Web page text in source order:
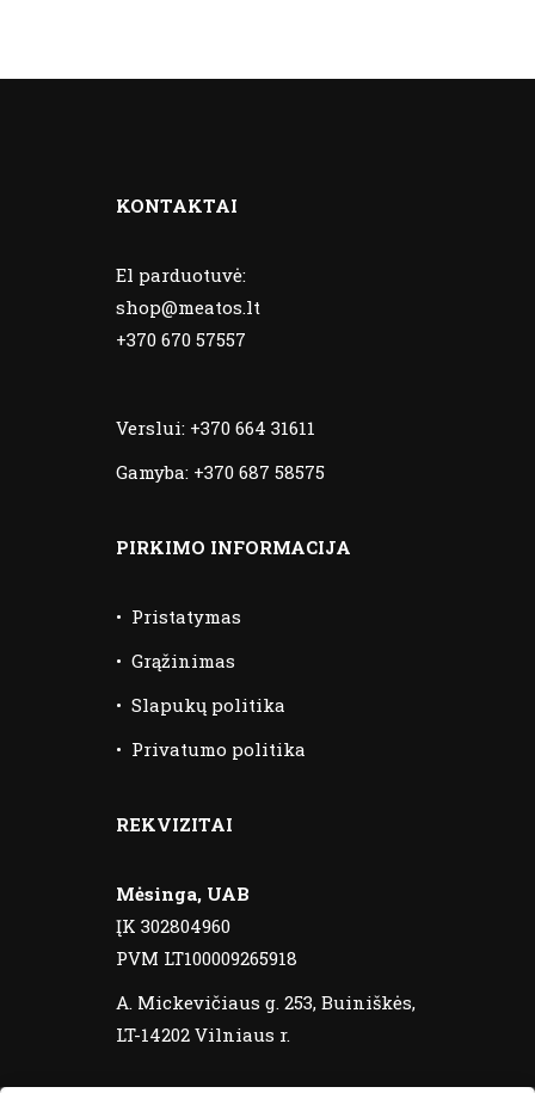
KONTAKTAI
El parduotuvė:
shop@meatos.lt
+370 670 57557
Verslui: +370 664 31611
Gamyba: +370 687 58575
PIRKIMO INFORMACIJA
• Pristatymas
• Grąžinimas
• Slapukų politika
• Privatumo politika
REKVIZITAI
Mėsinga, UAB
ĮK 302804960
PVM LT100009265918
A. Mickevičiaus g. 253, Buiniškės,
LT-14202 Vilniaus r.